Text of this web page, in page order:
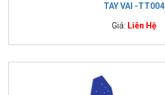
TAY VAI -TT004
Giá: Liên Hệ